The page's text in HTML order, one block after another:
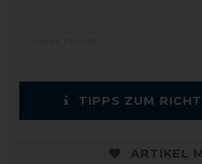
TIPPS ZUM
ARTIKEL